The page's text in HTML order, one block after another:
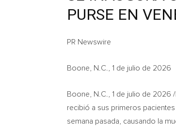
PURSE EN
PR Newswire
Boone, N.C., 1 de julio de 2026
Boone, N.C. 1 de julio de 2026
recibió a sus primeros
semana pasada, causando la